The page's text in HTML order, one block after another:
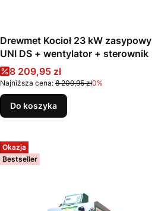
Drewmet Kocioł 23 kW zasypowy
UNI DS + wentylator + sterownik
Cena promocyjna
8 209,95 zł
Najniższa cena: 8 209,95 zł0%
Do koszyka
Okazja
Bestseller